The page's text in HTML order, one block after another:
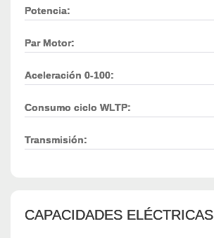
Potencia:
Par Motor:
Aceleración 0-100:
Consumo ciclo WLTP:
Transmisión:
CAPACIDADES ELÉCTRICAS